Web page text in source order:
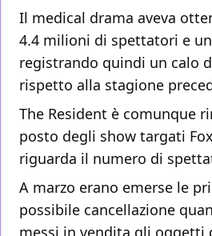
Il medical drama aveva
4.4 milioni di spettatori e
registrando quindi un calo
rispetto alla stagione
The Resident è comunque
posto degli show targati
riguarda il numero di
A marzo erano emerse le
possibile cancellazione